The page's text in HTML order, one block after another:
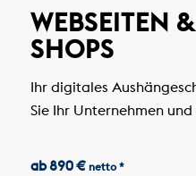
WEBSEITEN
SHOPS
Ihr digitales
Sie Ihr Unternehmen
ab 890 € netto *